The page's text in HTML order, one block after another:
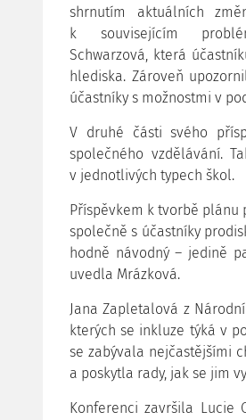
shrnutím aktuálních
k souvisejícím
Schwarzová, která
hlediska. Zároveň
účastníky s možnostmi v
V druhé části svého
společného vzdělávání.
v jednotlivých typech škol.
Příspěvkem k tvorbě plánu
společně s účastníky
hodně návodný – jedině
uvedla Mrázková.
Jana Zapletalová z
kterých se inkluze týká v
se zabývala nejčastějšími
a poskytla rady, jak se jim
Konferenci završila Lucie